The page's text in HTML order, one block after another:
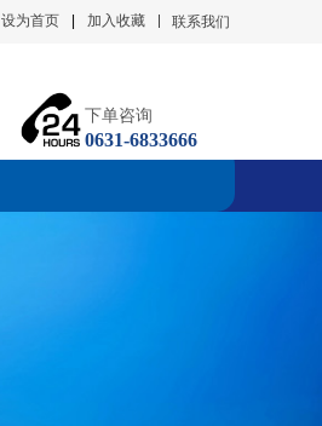
设为首页 加入收藏 联系我们
下单咨询
0631-6833666